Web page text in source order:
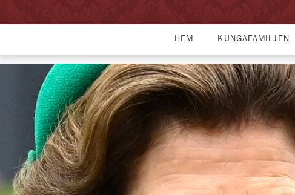
HEM KUNGAFAMILJEN